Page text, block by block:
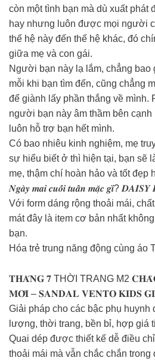
còn một tình bạn mà dù xuất phát
hay nhưng luôn được mọi người
thế hệ này đến thế hệ khác, đó
giữa mẹ và con gái.
Người bạn này lạ lắm, chẳng bao
mỗi khi bạn tìm đến, cũng chẳng
để giành lấy phần thắng về mình.
người bạn này âm thầm bên cạnh
luôn hỗ trợ bạn hết mình.
Có bao nhiêu kinh nghiệm, mẹ
sự hiểu biết ở thì hiện tại, bạn sẽ
mẹ, thậm chí hoàn hảo và tốt đẹp
𝑵𝒈𝒂̀𝒚 𝒎𝒂𝒊 𝒄𝒖𝒐̂́𝒊 𝒕𝒖𝒂̂̀𝒏 𝒎𝒂̣̆𝒄 𝒈𝒊̀?
Với form dáng rộng thoải mái,
mát đây là item cơ bản nhất
bạn.
Hóa trẻ trung năng động cùng áo
𝐓𝐇𝐀́𝐍𝐆 𝟕 THỜI TRANG M2
𝐌𝐎̛́𝐈 – 𝐒𝐀𝐍𝐃𝐀𝐋 𝐕𝐄𝐍𝐓𝐎 𝐊𝐈𝐃𝐒
Giải pháp cho các bậc phụ huynh
lượng, thời trang, bền bỉ, hợp giá
Quai dép được thiết kế dễ điều
thoải mái mà vẫn chắc chắn trong